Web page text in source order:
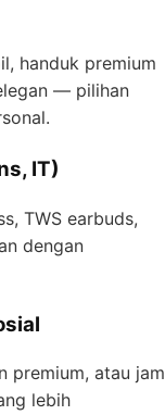
handuk premium
— pilihan
IT)
TWS earbuds,
dengan
premium, atau jam
lebih